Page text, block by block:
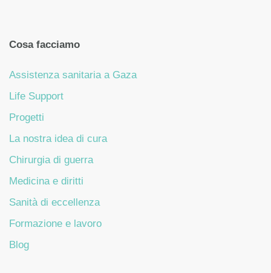
Cosa facciamo
Assistenza sanitaria a Gaza
Life Support
Progetti
La nostra idea di cura
Chirurgia di guerra
Medicina e diritti
Sanità di eccellenza
Formazione e lavoro
Blog